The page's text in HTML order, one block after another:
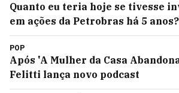
Quanto eu teria hoje se tivesse
em ações da Petrobras há 5 anos?
POP
Após 'A Mulher da Casa
Felitti lança novo podcast